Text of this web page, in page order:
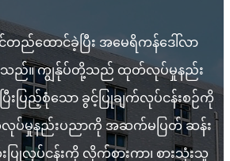
တည်ထောင်ခဲ့ပြီး အမေရိကန်ဒေါ်လာ
ရှိသည်။ ကျွန်ုပ်တို့သည် ထုတ်လုပ်မှုနည်း
ပြည့်စုံသော ခွင့်ပြုချက်လုပ်ငန်းစဉ်ကို
တ်လုပ်မှုနည်းပညာကို အဆက်မပြတ် ဆန်း
ြုလုပ်ငန်းကို လိုက်စားကာ၊ စားသုံးသူ